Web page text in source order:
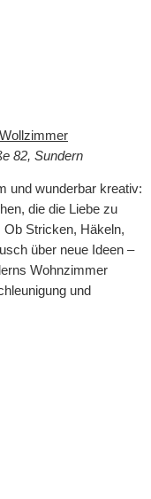
Wollzimmer
82, Sundern
und wunderbar kreativ:
die die Liebe zu
Ob Stricken, Häkeln,
über neue Ideen –
Wohnzimmer
und